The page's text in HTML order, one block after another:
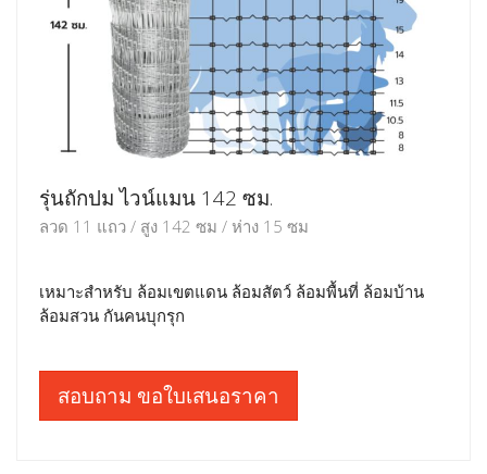
รุ่นถักปม ไวน์แมน 142 ซม.
ลวด 11 แถว / สูง 142 ซม / ห่าง 15 ซม
เหมาะสำหรับ ล้อมเขตแดน ล้อมสัตว์ ล้อมพื้นที่ ล้อมบ้าน
ล้อมสวน กันคนบุกรุก
สอบถาม ขอใบเสนอราคา